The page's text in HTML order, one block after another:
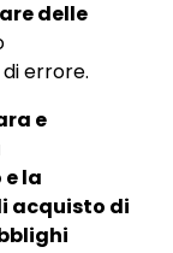
delle
errore.
e
la
acquisto di